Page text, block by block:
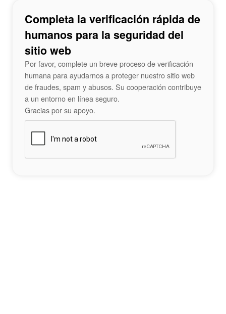
Completa la verificación rápida de
humanos para la seguridad del
sitio web
Por favor, complete un breve proceso de verificación
humana para ayudarnos a proteger nuestro sitio web
de fraudes, spam y abusos. Su cooperación contribuye
a un entorno en línea seguro.
Gracias por su apoyo.